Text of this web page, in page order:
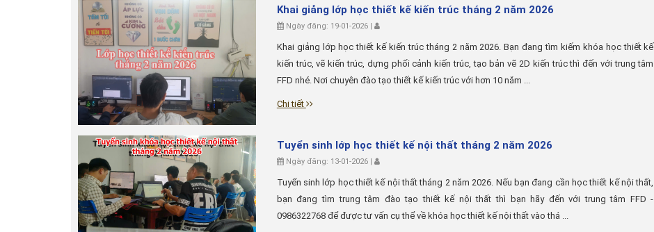
Khai giảng lớp học thiết kế kiến trúc tháng 2 năm 2026
Ngày đăng: 19-01-2026 |
Khai giảng lớp học thiết kế kiến trúc tháng 2 năm 2026. Bạn đang tìm kiếm khóa học thiết kế
kiến trúc, vẽ kiến trúc, dựng phối cảnh kiến trúc, tạo bản vẽ 2D kiến trúc thì đến với trung tâm
FFD nhé. Nơi chuyên đào tạo thiết kế kiến trúc với hơn 10 năm ...
Chi tiết
Tuyển sinh lớp học thiết kế nội thất tháng 2 năm 2026
Ngày đăng: 13-01-2026 |
Tuyển sinh lớp học thiết kế nội thất tháng 2 năm 2026. Nếu bạn đang cần học thiết kế nội thất,
bạn đang tìm trung tâm đào tạo thiết kế nội thất thì bạn hãy đến với trung tâm FFD -
0986322768 để được tư vấn cụ thể về khóa học thiết kế nội thất vào thá ...